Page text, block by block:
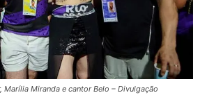
Marília Miranda e cantor Belo – Divulgação